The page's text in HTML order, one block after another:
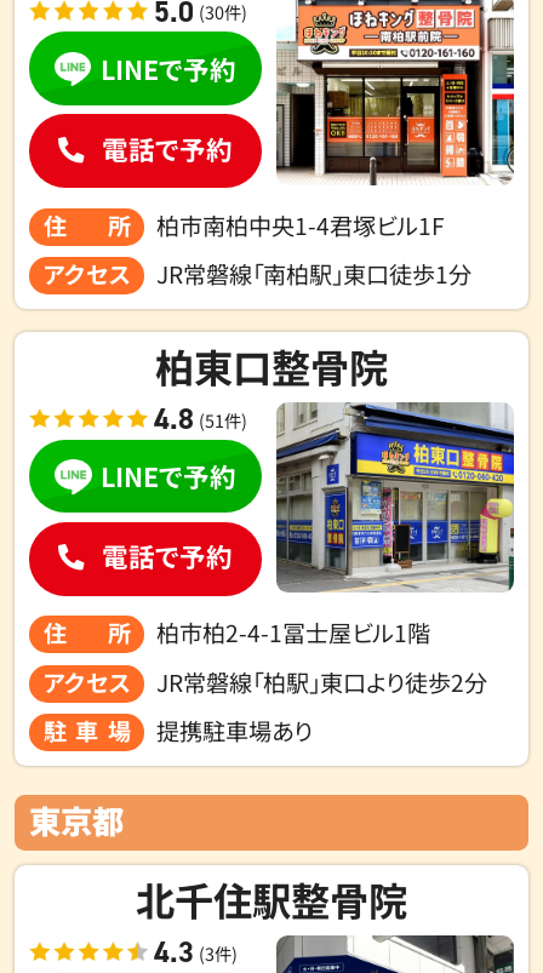
5.0 (30件)
住所
柏市南柏中央1-4君塚ビル1F
アクセス
JR常磐線「南柏駅」東口徒歩1分
LINEで予約
電話で予約
柏東口整骨院
4.8 (51件)
住所
柏市柏2-4-1冨士屋ビル1階
アクセス
JR常磐線「柏駅」東口より徒歩2分
駐車場
提携駐車場あり
LINEで予約
電話で予約
東京都
北千住駅整骨院
4.3 (3件)